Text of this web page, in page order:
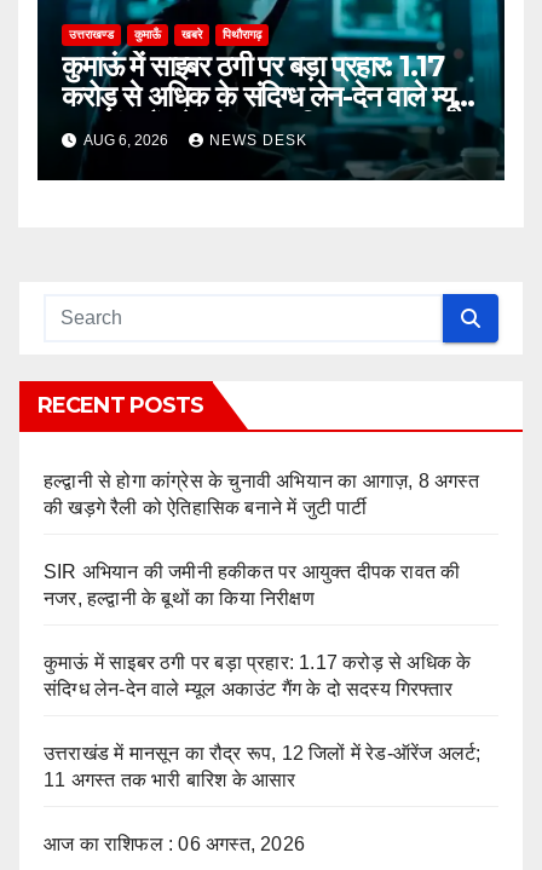
उत्तराखण्ड कुमाऊँ खबरे पिथौरागढ़
कुमाऊं में साइबर ठगी पर बड़ा प्रहार: 1.17
करोड़ से अधिक के संदिग्ध लेन-देन वाले म्यूल
अकाउंट गैंग के दो सदस्य गिरफ्तार
AUG 6, 2026 NEWS DESK
RECENT POSTS
हल्द्वानी से होगा कांग्रेस के चुनावी अभियान का आगाज़, 8 अगस्त
की खड़गे रैली को ऐतिहासिक बनाने में जुटी पार्टी
SIR अभियान की जमीनी हकीकत पर आयुक्त दीपक रावत की
नजर, हल्द्वानी के बूथों का किया निरीक्षण
कुमाऊं में साइबर ठगी पर बड़ा प्रहार: 1.17 करोड़ से अधिक के
संदिग्ध लेन-देन वाले म्यूल अकाउंट गैंग के दो सदस्य गिरफ्तार
उत्तराखंड में मानसून का रौद्र रूप, 12 जिलों में रेड-ऑरेंज अलर्ट;
11 अगस्त तक भारी बारिश के आसार
आज का राशिफल : 06 अगस्त, 2026